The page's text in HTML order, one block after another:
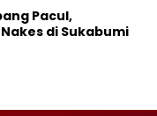
Pacul,
Nakes di Sukabumi